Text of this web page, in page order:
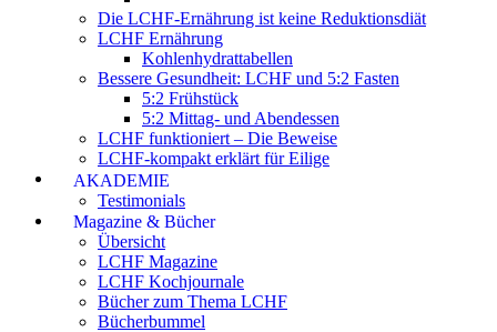
Die LCHF-Ernährung ist keine Reduktionsdiät
LCHF Ernährung
Kohlenhydrattabellen
Bessere Gesundheit: LCHF und 5:2 Fasten
5:2 Frühstück
5:2 Mittag- und Abendessen
LCHF funktioniert – Die Beweise
LCHF-kompakt erklärt für Eilige
AKADEMIE
Testimonials
Magazine & Bücher
Übersicht
LCHF Magazine
LCHF Kochjournale
Bücher zum Thema LCHF
Bücherbummel